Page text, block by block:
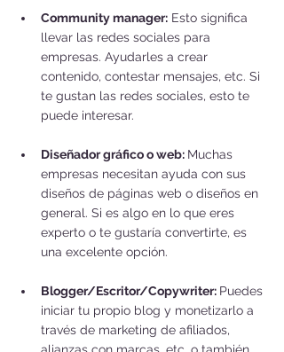
Community manager: Esto significa
llevar las redes sociales para
empresas. Ayudarles a crear
contenido, contestar mensajes, etc. Si
te gustan las redes sociales, esto te
puede interesar.
Diseñador gráfico o web: Muchas
empresas necesitan ayuda con sus
diseños de páginas web o diseños en
general. Si es algo en lo que eres
experto o te gustaría convertirte, es
una excelente opción.
Blogger/Escritor/Copywriter: Puedes
iniciar tu propio blog y monetizarlo a
través de marketing de afiliados,